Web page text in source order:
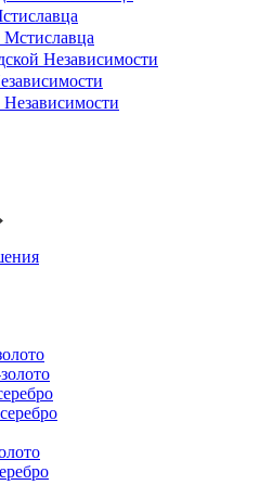
Независимости